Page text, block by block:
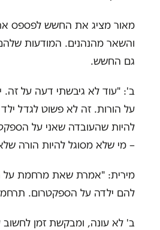
מאור מציג את החשש לפספס
והשאר מהנהנים. המודעות
גם החשש.
ב': "עוד לא גיבשתי דעה על זה.
על הורות. זה לא פשוט לגדל
להיות שהעובדה שאני על
– מי שלא מסוגל להיות הורה
מירית: "אמרת שאת מרחמת על
להם ילדה על הספקטרום.
ב' לא עונה, ומבקשת זמן לחשוב